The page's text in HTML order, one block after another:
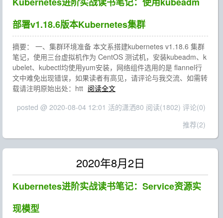
部署v1.18.6版本Kubernetes集群
摘要： 一、集群环境准备 本文系搭建kubernetes v1.18.6 集群
笔记，使用三台虚拟机作为 CentOS 测试机，安装kubeadm、k
ubelet、kubectl均使用yum安装，网络组件选用的是 flannel行
文中难免出现错误，如果读者有高见，请评论与我交流、如需转
载请注明原始出处：htt 阅读全文
posted @ 2020-08-04 12:01 活的潇洒80 阅读(1802) 评论(0)
推荐(2)
2020年8月2日
Kubernetes进阶实战读书笔记：Service资源实
现模型